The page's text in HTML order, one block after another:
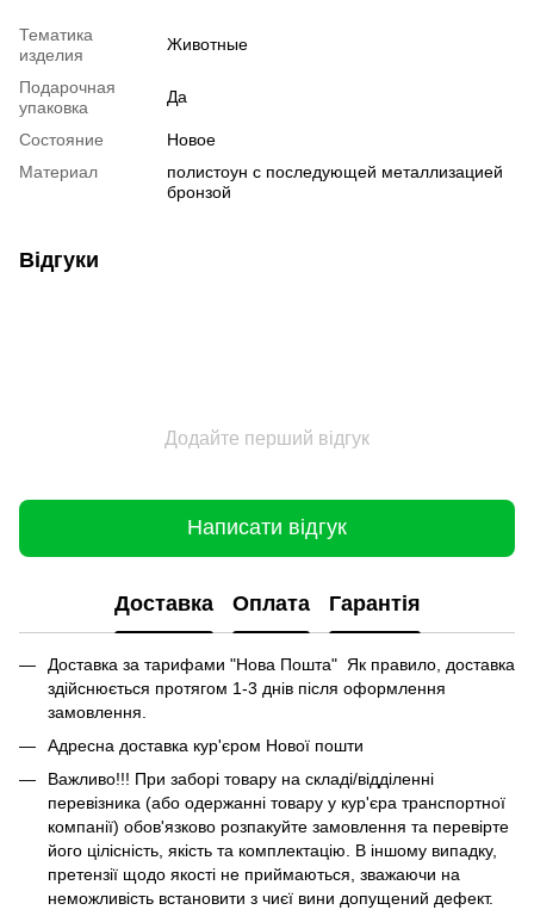
Тематика
изделия
Животные
Подарочная
упаковка
Да
Состояние
Новое
Материал
полистоун с последующей металлизацией
бронзой
Відгуки
Додайте перший відгук
Написати відгук
Доставка Оплата Гарантія
Доставка за тарифами "Нова Пошта" Як правило, доставка
здійснюється протягом 1-3 днів після оформлення
замовлення.
Адресна доставка кур'єром Нової пошти
Важливо!!! При заборі товару на складі/відділенні
перевізника (або одержанні товару у кур'єра транспортної
компанії) обов'язково розпакуйте замовлення та перевірте
його цілісність, якість та комплектацію. В іншому випадку,
претензії щодо якості не приймаються, зважаючи на
неможливість встановити з чиєї вини допущений дефект.